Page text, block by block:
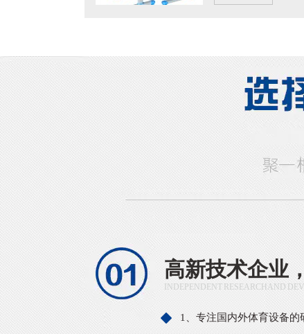
高新技术企业
INDEPENDENT RESEARCH AND
1、专注国内外体育设备